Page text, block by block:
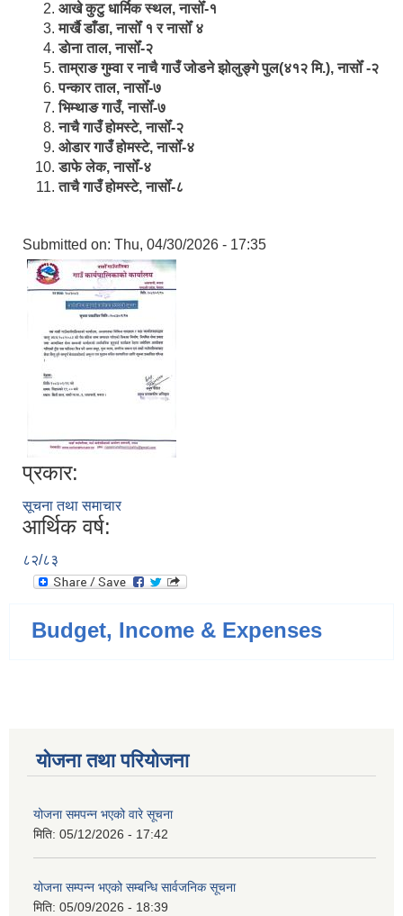
आखे कुटु धार्मिक स्थल, नासोँ-१
मार्खै डाँडा, नासोँ १ र नासोँ ४
डाेना ताल, नासोँ-२
ताम्राङ गुम्वा र नाचै गाउँ जोडने झोलुङ्गे पुल(४१२ मि.), नासोँ -२
पन्कार ताल, नासोँ-७
भिम्थाङ गाउँ, नासोँ-७
नाचै गाउँ होमस्टे, नासोँ-२
ओ‍‍‌डार गाउँ होमस्टे, नासोँ-४
डाफे लेक, नासोँ-४
ताचै गाउँ होमस्टे, नासोँ-८
Submitted on: Thu, 04/30/2026 - 17:35
प्रकार:
सूचना तथा समाचार
आर्थिक वर्ष:
८२/८३
Budget, Income & Expenses
योजना तथा परियोजना
योजना समपन्न भएको वारे सूचना
मिति: 05/12/2026 - 17:42
योजना सम्पन्न भएको सम्बन्धि सार्वजनिक सूचना
मिति: 05/09/2026 - 18:39